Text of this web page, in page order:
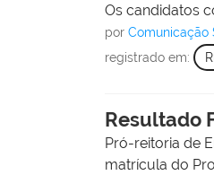
Os candidatos
porComunicação
registrado em:
Resultado
Pró-reitoria de
matrícula do